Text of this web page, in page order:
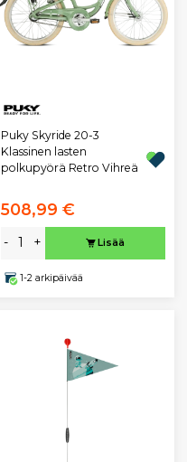
Puky Skyride 20-3
Klassinen lasten
polkupyörä Retro Vihreä
508,99 €
- + Lisää
1-2 arkipäivää